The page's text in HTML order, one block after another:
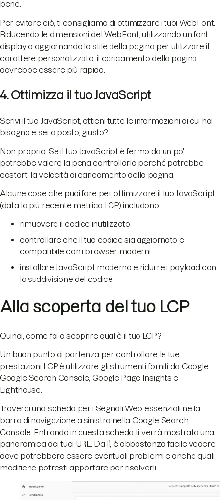
bene.
Per evitare ciò, ti consigliamo di ottimizzare i tuoi WebFont.
Riducendo le dimensioni del WebFont, utilizzando un font-
display o aggiornando lo stile della pagina per utilizzare il
carattere personalizzato, il caricamento della pagina
dovrebbe essere più rapido.
4. Ottimizza il tuo JavaScript
Scrivi il tuo JavaScript, ottieni tutte le informazioni di cui hai
bisogno e sei a posto, giusto?
Non proprio. Se il tuo JavaScript è fermo da un po',
potrebbe valere la pena controllarlo perché potrebbe
costarti la velocità di caricamento della pagina.
Alcune cose che puoi fare per ottimizzare il tuo JavaScript
(data la più recente metrica LCP) includono:
rimuovere il codice inutilizzato
controllare che il tuo codice sia aggiornato e
compatibile con i browser moderni
installare JavaScript moderno e ridurre i payload con
la suddivisione del codice
Alla scoperta del tuo LCP
Quindi, come fai a scoprire qual è il tuo LCP?
Un buon punto di partenza per controllare le tue
prestazioni LCP è utilizzare gli strumenti forniti da Google:
Google Search Console, Google Page Insights e
Lighthouse.
Troverai una scheda per i Segnali Web essenziali nella
barra di navigazione a sinistra nella Google Search
Console. Entrando in questa scheda ti verrà mostrata una
panoramica dei tuoi URL. Da lì, è abbastanza facile vedere
dove potrebbero essere eventuali problemi e anche quali
modifiche potresti apportare per risolverli.